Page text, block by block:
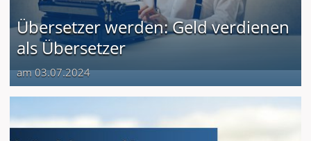
Übersetzer werden: Geld verdienen
als Übersetzer
am 03.07.2024